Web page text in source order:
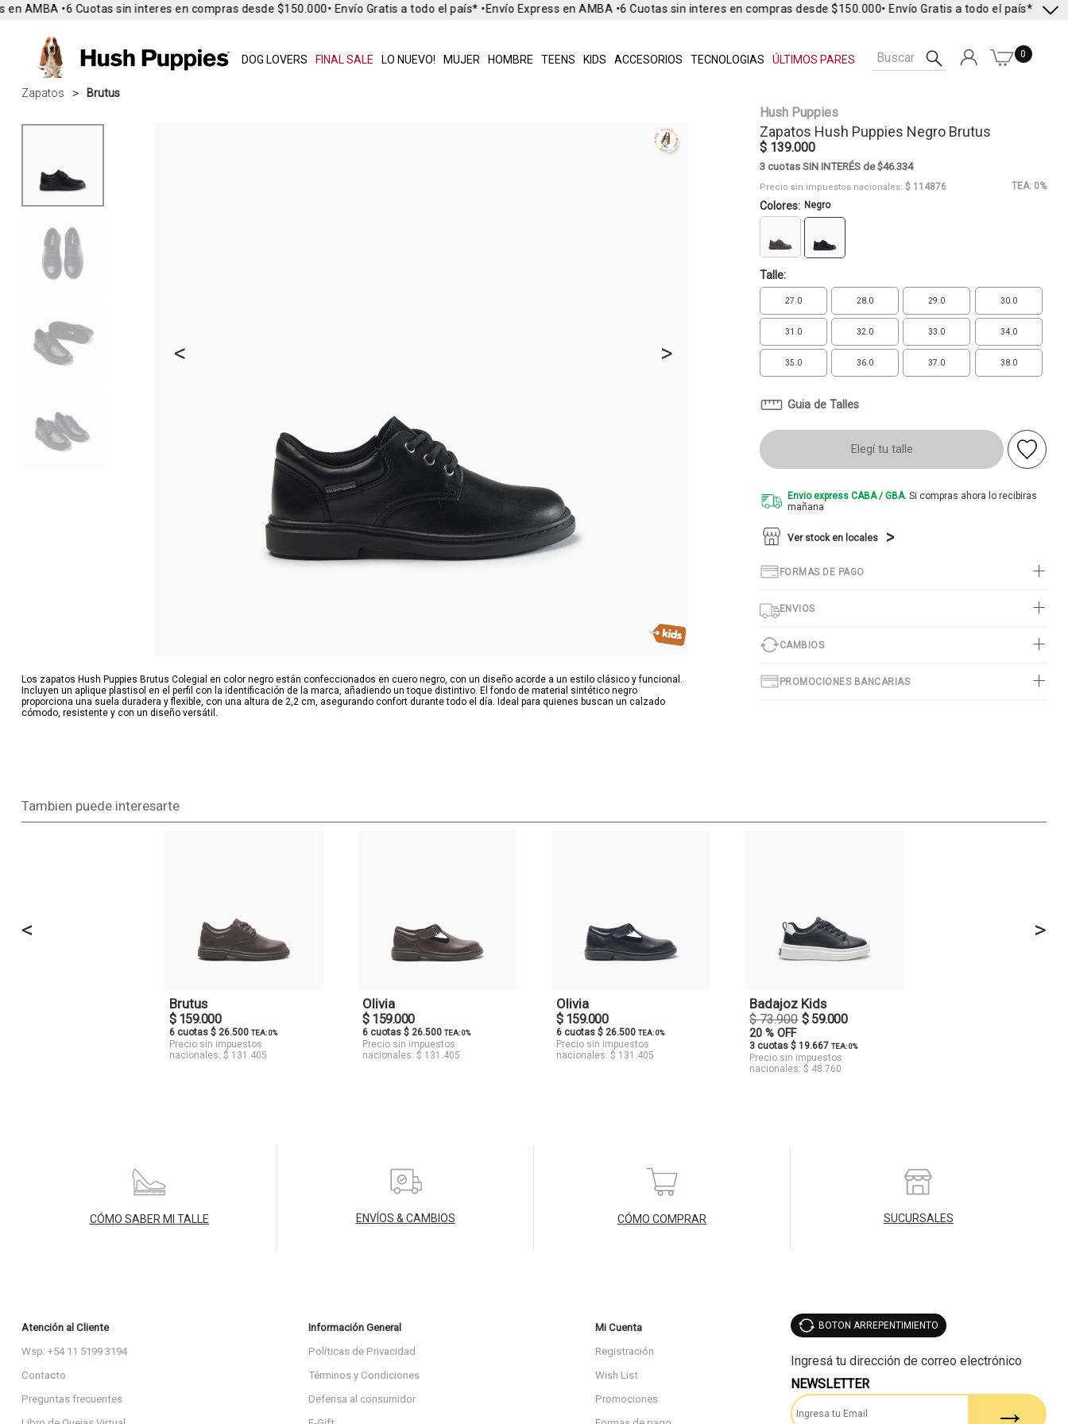
DOG LOVERS FINAL SALE LO NUEVO! MUJER HOMBRE TEENS KIDS ACCESORIOS TECNOLOGIAS ÚLTIMOS PARES
AMBA •6 Cuotas sin interes en compras desde $150.000• Envío Gratis a todo el país* •Envío Express en AMBA •6 Cuotas sin interes en compras desde $150.000• Envío Gratis a todo el país* •Envío
0
Zapatos Brutus
< >
Los zapatos Hush Puppies Brutus Colegial en color negro están confeccionados en cuero negro, con un diseño acorde a un estilo clásico y funcional.
Incluyen un aplique plastisol en el perfil con la identificación de la marca, añadiendo un toque distintivo. El fondo de material sintético negro
proporciona una suela duradera y flexible, con una altura de 2,2 cm, asegurando confort durante todo el día. Ideal para quienes buscan un calzado
cómodo, resistente y con un diseño versátil.
Hush Puppies
Zapatos Hush Puppies Negro Brutus
$ 139.000
3 cuotas SIN INTERÉS de $46.334
Precio sin impuestos nacionales: $ 114876 TEA: 0%
Colores: Negro
Talle:
27.0 28.0 29.0 30.0
31.0 32.0 33.0 34.0
35.0 36.0 37.0 38.0
Guia de Talles
Elegí tu talle
Envio express CABA / GBA.Si compras ahora lo recibiras
mañana
Ver stock en locales
FORMAS DE PAGO
ENVIOS
CAMBIOS
PROMOCIONES BANCARIAS
Tambien puede interesarte
<
Brutus
$ 159.000
6 cuotas $ 26.500 TEA: 0%
Precio sin impuestos
nacionales: $ 131.405
Olivia
$ 159.000
6 cuotas $ 26.500TEA: 0%
Precio sin impuestos
nacionales: $ 131.405
Olivia
$ 159.000
6 cuotas $ 26.500 TEA: 0%
Precio sin impuestos
nacionales: $ 131.405
Badajoz Kids
$ 73.900 $ 59.000
20 % OFF
3 cuotas $ 19.667TEA: 0%
Precio sin impuestos
nacionales: $ 48.760
>
CÓMO SABER MI TALLE ENVÍOS & CAMBIOS CÓMO COMPRAR SUCURSALES
Atención al Cliente
Wsp: +54 11 5199 3194
Contacto
Preguntas frecuentes
Información General
Políticas de Privacidad
Términos y Condiciones
Defensa al consumidor
Mi Cuenta
Registración
Wish List
Promociones
BOTON ARREPENTIMIENTO
NEWSLETTER